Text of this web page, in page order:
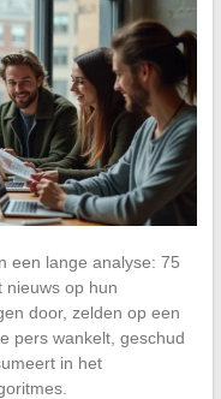
een lange analyse: 75
nieuws op hun
door, zelden op een
pers wankelt, geschud
in het